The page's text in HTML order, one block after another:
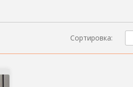
Сортировка: